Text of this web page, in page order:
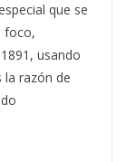
que se
foco,
usando
la razón de